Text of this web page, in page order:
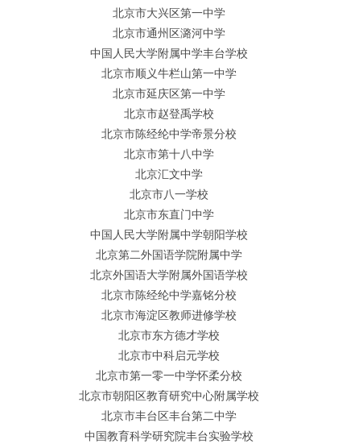
北京市大兴区第一中学
北京市通州区潞河中学
中国人民大学附属中学丰台学校
北京市顺义牛栏山第一中学
北京市延庆区第一中学
北京市赵登禹学校
北京市陈经纶中学帝景分校
北京市第十八中学
北京汇文中学
北京市八一学校
北京市东直门中学
中国人民大学附属中学朝阳学校
北京第二外国语学院附属中学
北京外国语大学附属外国语学校
北京市陈经纶中学嘉铭分校
北京市海淀区教师进修学校
北京市东方德才学校
北京市中科启元学校
北京市第一零一中学怀柔分校
北京市朝阳区教育研究中心附属学校
北京市丰台区丰台第二中学
中国教育科学研究院丰台实验学校